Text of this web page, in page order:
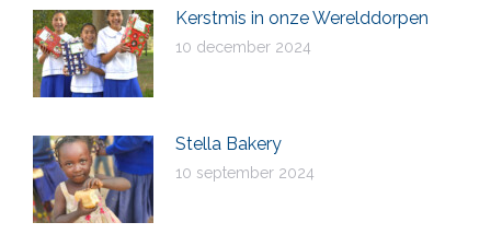
Kerstmis in onze Werelddorpen
10 december 2024
Stella Bakery
10 september 2024